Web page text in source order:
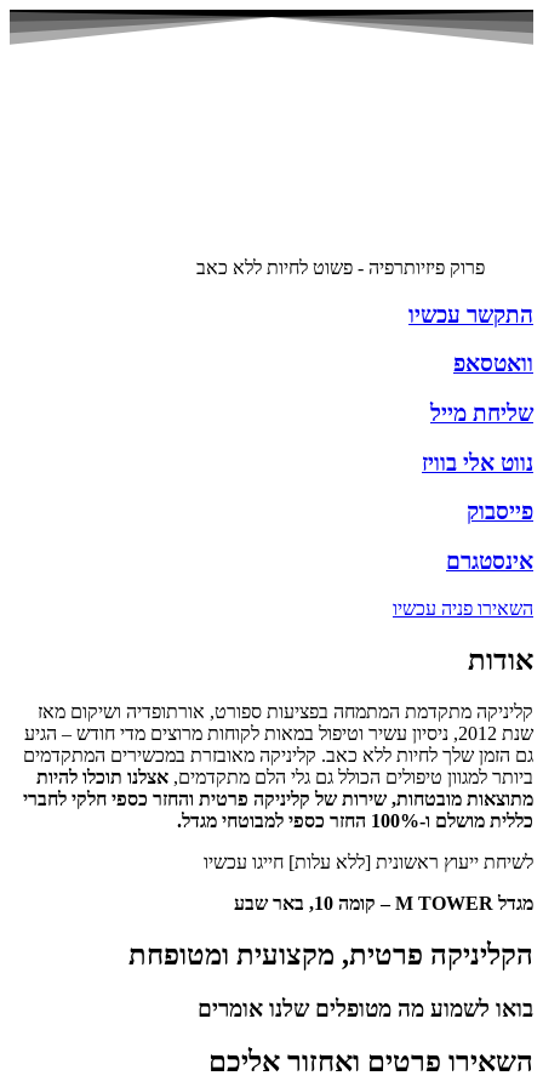
פרוק פיזיותרפיה - פשוט לחיות ללא כאב
התקשר עכשיו
וואטסאפ
שליחת מייל
נווט אלי בוויז
פייסבוק
אינסטגרם
השאירו פניה עכשיו
אודות
קליניקה מתקדמת המתמחה בפציעות ספורט, אורתופדיה ושיקום מאז
שנת 2012, ניסיון עשיר וטיפול במאות לקוחות מרוצים מדי חודש – הגיע
גם הזמן שלך לחיות ללא כאב. קליניקה מאובזרת במכשירים המתקדמים
ביותר למגוון טיפולים הכולל גם גלי הלם מתקדמים, אצלנו תוכלו להיות
מתוצאות מובטחות, שירות של קליניקה פרטית והחזר כספי חלקי לחברי
כללית מושלם ו-100% החזר כספי למבוטחי מגדל.
לשיחת ייעוץ ראשונית [ללא עלות] חייגו עכשיו
מגדל M TOWER – קומה 10, באר שבע
הקליניקה פרטית, מקצועית ומטופחת
בואו לשמוע מה מטופלים שלנו אומרים
השאירו פרטים ואחזור אליכם